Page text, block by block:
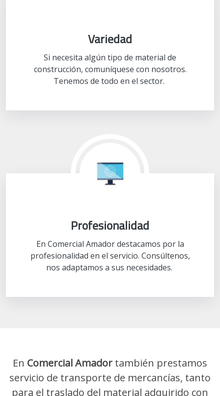
Variedad
Si necesita algún tipo de material de
construcción, comuníquese con nosotros.
Tenemos de todo en el sector.
Profesionalidad
En Comercial Amador destacamos por la
profesionalidad en el servicio. Consúltenos,
nos adaptamos a sus necesidades.
En Comercial Amador también prestamos
servicio de transporte de mercancías, tanto
para el traslado del material adquirido con